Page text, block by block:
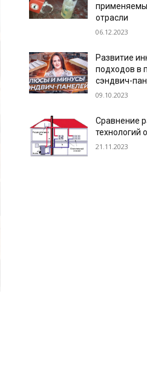
отрасли
06.12.2023
Развитие
подходов в
сэндвич-
09.10.2023
Сравнение
технологий
21.11.2023